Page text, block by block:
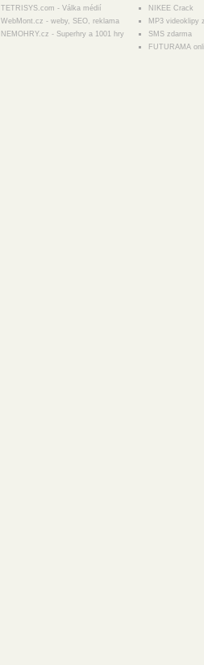
TETRISYS.com - Válka médií
WebMont.cz - weby, SEO, reklama
NEMOHRY.cz - Superhry a 1001 hry
NIKEE Crack
MP3 videoklipy
SMS zdarma
FUTURAMA